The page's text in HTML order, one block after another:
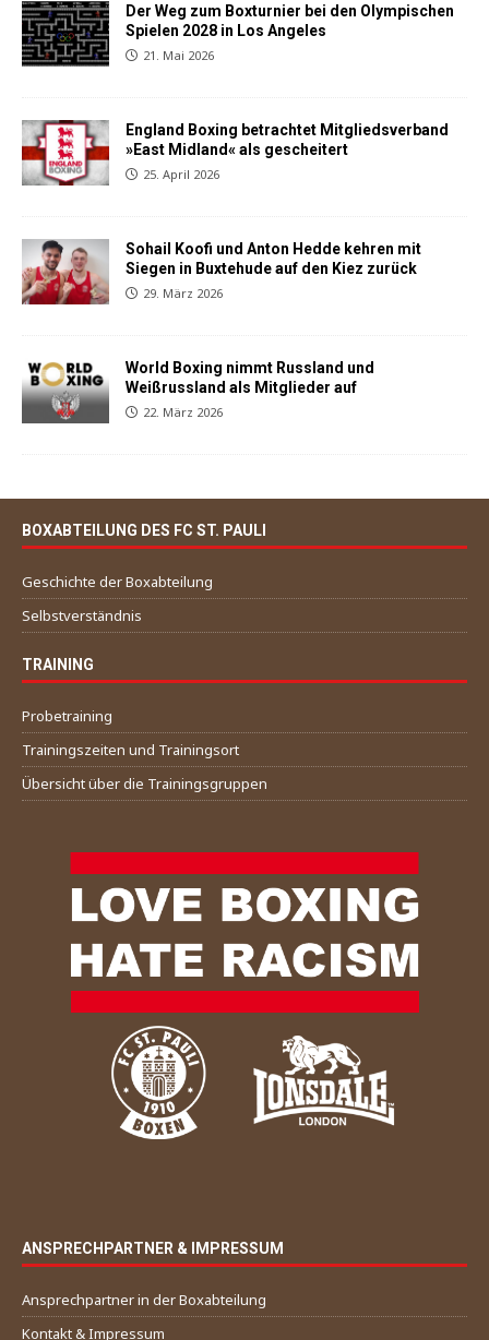
Der Weg zum Boxturnier bei den Olympischen
Spielen 2028 in Los Angeles
21. Mai 2026
England Boxing betrachtet Mitgliedsverband
»East Midland« als gescheitert
25. April 2026
Sohail Koofi und Anton Hedde kehren mit
Siegen in Buxtehude auf den Kiez zurück
29. März 2026
World Boxing nimmt Russland und
Weißrussland als Mitglieder auf
22. März 2026
BOXABTEILUNG DES FC ST. PAULI
Geschichte der Boxabteilung
Selbstverständnis
TRAINING
Probetraining
Trainingszeiten und Trainingsort
Übersicht über die Trainingsgruppen
ANSPRECHPARTNER & IMPRESSUM
Ansprechpartner in der Boxabteilung
Kontakt & Impressum